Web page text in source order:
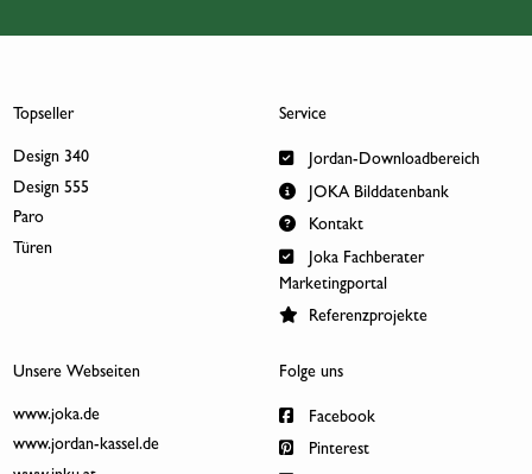
Topseller
Design 340
Design 555
Paro
Türen
Service
Jordan-Downloadbereich
JOKA Bilddatenbank
Kontakt
Joka Fachberater
Marketingportal
Referenzprojekte
Unsere Webseiten
www.joka.de
www.jordan-kassel.de
Folge uns
Facebook
Pinterest